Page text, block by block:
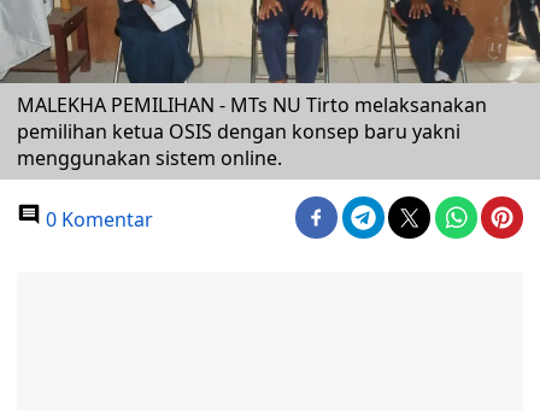
MALEKHA PEMILIHAN - MTs NU Tirto melaksanakan
pemilihan ketua OSIS dengan konsep baru yakni
menggunakan sistem online.
0 Komentar